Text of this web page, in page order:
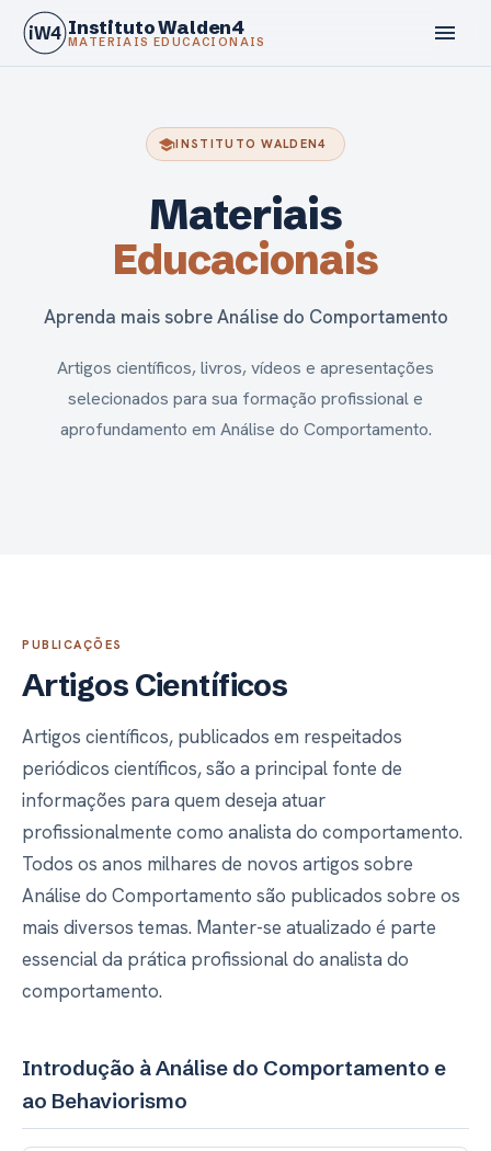
iW4 Instituto Walden4
MATERIAIS EDUCACIONAIS menu
phone
schoolINSTITUTO WALDEN4
Materiais
Educacionais
Aprenda mais sobre Análise do Comportamento
Artigos científicos, livros, vídeos e apresentações
selecionados para sua formação profissional e
aprofundamento em Análise do Comportamento.
PUBLICAÇÕES
Artigos Científicos
Artigos científicos, publicados em respeitados
periódicos científicos, são a principal fonte de
informações para quem deseja atuar
profissionalmente como analista do comportamento.
Todos os anos milhares de novos artigos sobre
Análise do Comportamento são publicados sobre os
mais diversos temas. Manter-se atualizado é parte
essencial da prática profissional do analista do
comportamento.
Introdução à Análise do Comportamento e
ao Behaviorismo